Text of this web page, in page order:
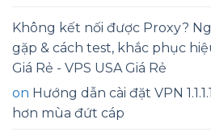
Không kết nối được Proxy?
gặp & cách test, khắc phục
Giá Rẻ - VPS USA Giá Rẻ
on Hướng dẫn cài đặt VPN
hơn mùa đứt cáp